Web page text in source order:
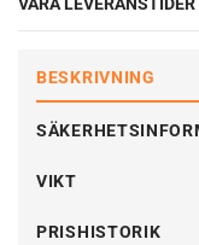
BESKRIVNING
VIKT
PRISHISTORIK